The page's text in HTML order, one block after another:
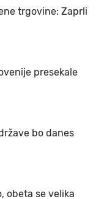
trgovine: Zaprli
presekale
bo danes
obeta se velika